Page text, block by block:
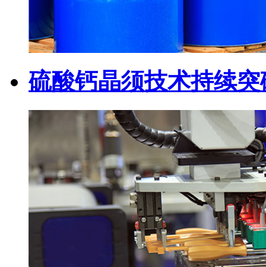
硫酸钙晶须技术持续